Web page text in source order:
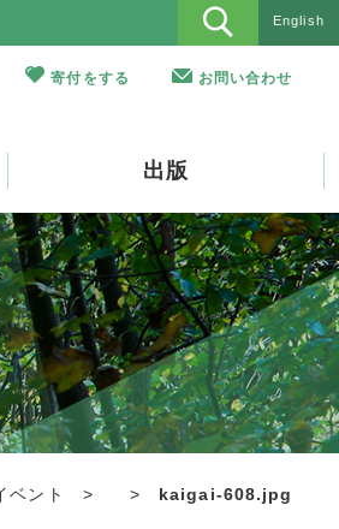
English
寄付をする お問い合わせ
出版
ベント > > kaigai-608.jpg